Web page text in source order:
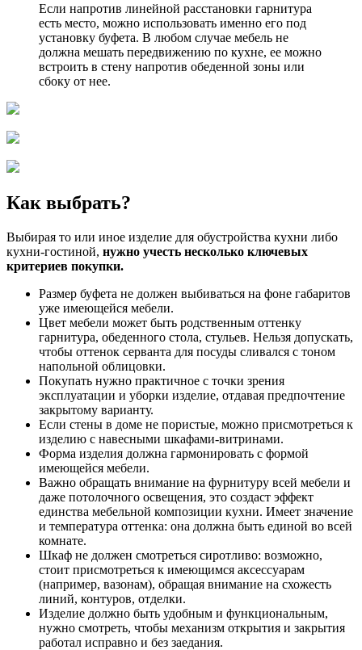
Если напротив линейной расстановки гарнитура
есть место, можно использовать именно его под
установку буфета. В любом случае мебель не
должна мешать передвижению по кухне, ее можно
встроить в стену напротив обеденной зоны или
сбоку от нее.
Как выбрать?
Выбирая то или иное изделие для обустройства кухни либо
кухни-гостиной, нужно учесть несколько ключевых
критериев покупки.
Размер буфета не должен выбиваться на фоне габаритов
уже имеющейся мебели.
Цвет мебели может быть родственным оттенку
гарнитура, обеденного стола, стульев. Нельзя допускать,
чтобы оттенок серванта для посуды сливался с тоном
напольной облицовки.
Покупать нужно практичное с точки зрения
эксплуатации и уборки изделие, отдавая предпочтение
закрытому варианту.
Если стены в доме не пористые, можно присмотреться к
изделию с навесными шкафами-витринами.
Форма изделия должна гармонировать с формой
имеющейся мебели.
Важно обращать внимание на фурнитуру всей мебели и
даже потолочного освещения, это создаст эффект
единства мебельной композиции кухни. Имеет значение
и температура оттенка: она должна быть единой во всей
комнате.
Шкаф не должен смотреться сиротливо: возможно,
стоит присмотреться к имеющимся аксессуарам
(например, вазонам), обращая внимание на схожесть
линий, контуров, отделки.
Изделие должно быть удобным и функциональным,
нужно смотреть, чтобы механизм открытия и закрытия
работал исправно и без заедания.